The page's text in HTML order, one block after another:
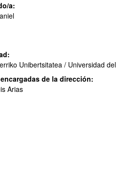
a:
Unibertsitatea / Universidad
de la dirección:
Arias